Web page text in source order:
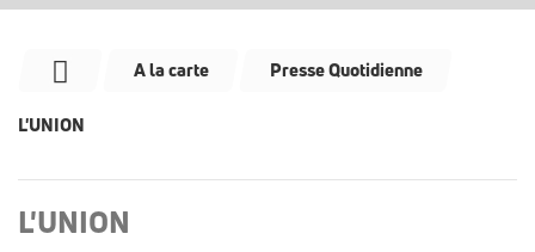
A la carte Presse Quotidienne
L'UNION
L'UNION